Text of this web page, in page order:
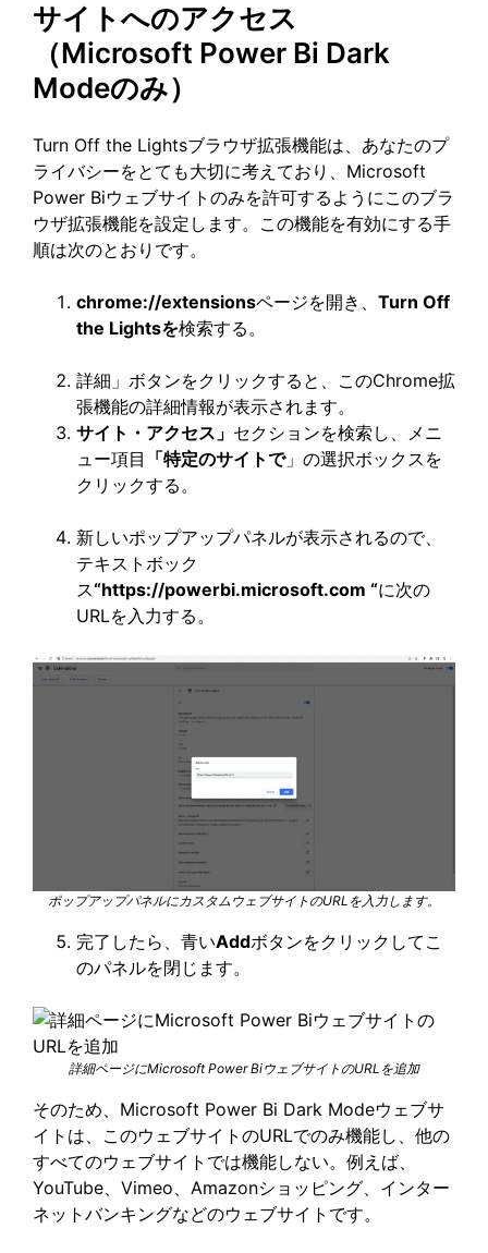
サイトへのアクセス
（Microsoft Power Bi Dark
Modeのみ）
Turn Off the Lightsブラウザ拡張機能は、あなたのプ
ライバシーをとても大切に考えており、Microsoft
Power Biウェブサイトのみを許可するようにこのブラ
ウザ拡張機能を設定します。この機能を有効にする手
順は次のとおりです。
chrome://extensionsページを開き、 Turn Off
the Lightsを検索する。
詳細」ボタンをクリックすると、このChrome拡
張機能の詳細情報が表示されます。
サイト・アクセス」 セクションを検索し、メニ
ュー項目 「特定のサイトで」の選択ボックスを
クリックする。
新しいポップアップパネルが表示されるので、
テキストボック
ス“https://powerbi.microsoft.com “に次の
URLを入力する。
ポップアップパネルにカスタムウェブサイトのURLを入力します。
完了したら、青いAddボタンをクリックしてこ
のパネルを閉じます。
詳細ページにMicrosoft Power BiウェブサイトのURLを追加
そのため、Microsoft Power Bi Dark Modeウェブサ
イトは、このウェブサイトのURLでのみ機能し、他の
すべてのウェブサイトでは機能しない。例えば、
YouTube、Vimeo、Amazonショッピング、インター
ネットバンキングなどのウェブサイトです。